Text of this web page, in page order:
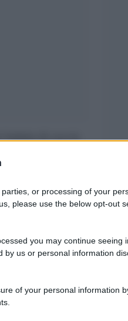
or processing of your
please use the below opt-out
you may continue seeing
by us or personal information
of your personal information
battuta di caccia
delle
“massacro
delle Faroe dal
delle isole.